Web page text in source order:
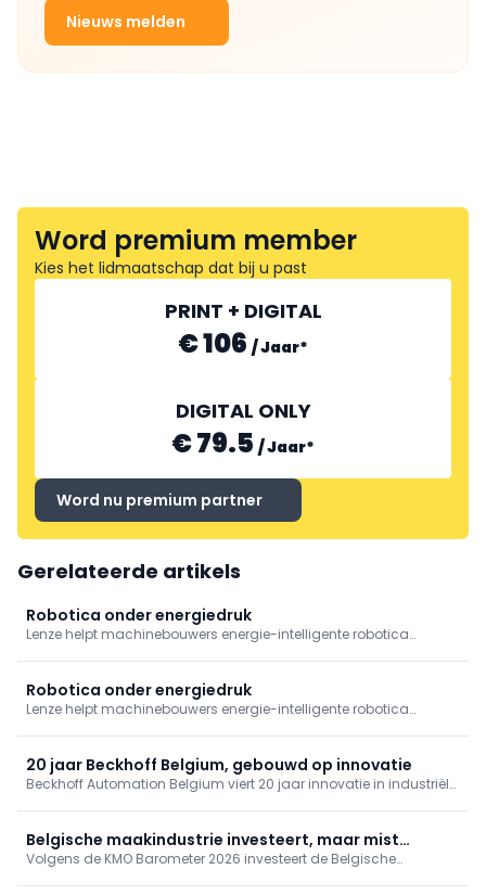
Nieuws melden
Word premium member
Kies het lidmaatschap dat bij u past
PRINT + DIGITAL
€ 106 /Jaar*
DIGITAL ONLY
€ 79.5 /Jaar*
Word nu premium partner
Gerelateerde artikels
Robotica onder energiedruk
Lenze helpt machinebouwers energie-intelligente robotica
toekomstbestendige, schaalbare machinebouw.
Robotica onder energiedruk
Lenze helpt machinebouwers energie-intelligente robotica
toekomstbestendige, schaalbare machinebouw.
20 jaar Beckhoff Belgium, gebouwd op innovatie
Beckhoff Automation Belgium viert 20 jaar innovatie in industriële
de industrie blijven vernieuwen.
Belgische maakindustrie investeert, maar mist
realtime zicht op marges
Volgens de KMO Barometer 2026 investeert de Belgische